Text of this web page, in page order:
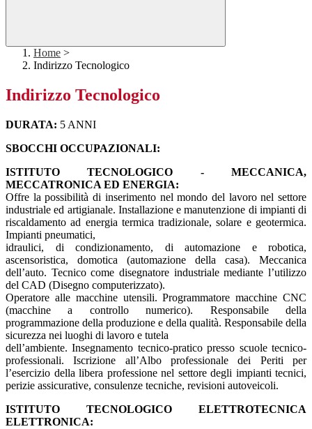
Home >
Indirizzo Tecnologico
Indirizzo Tecnologico
DURATA: 5 ANNI
SBOCCHI OCCUPAZIONALI:
ISTITUTO TECNOLOGICO - MECCANICA,
MECCATRONICA ED ENERGIA:
Offre la possibilità di inserimento nel mondo del lavoro nel settore
industriale ed artigianale. Installazione e manutenzione di impianti di
riscaldamento ad energia termica tradizionale, solare e geotermica.
Impianti pneumatici,
idraulici, di condizionamento, di automazione e robotica,
ascensoristica, domotica (automazione della casa). Meccanica
dell’auto. Tecnico come disegnatore industriale mediante l’utilizzo
del CAD (Disegno computerizzato).
Operatore alle macchine utensili. Programmatore macchine CNC
(macchine a controllo numerico). Responsabile della
programmazione della produzione e della qualità. Responsabile della
sicurezza nei luoghi di lavoro e tutela
dell’ambiente. Insegnamento tecnico-pratico presso scuole tecnico-
professionali. Iscrizione all’Albo professionale dei Periti per
l’esercizio della libera professione nel settore degli impianti tecnici,
perizie assicurative, consulenze tecniche, revisioni autoveicoli.
ISTITUTO TECNOLOGICO ELETTROTECNICA
ELETTRONICA: